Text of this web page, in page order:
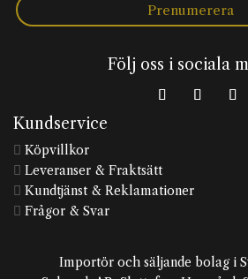
Prenumerera
Följ oss i sociala
Kundservice
 Köpvillkor
 Leveranser & Fraktsätt
 Kundtjänst & Reklamationer
 Frågor & Svar
Importör och säljande bolag i